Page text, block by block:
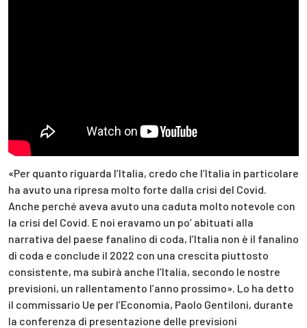
«Per quanto riguarda l’Italia, credo che l’Italia in particolare
ha avuto una ripresa molto forte dalla crisi del Covid.
Anche perché aveva avuto una caduta molto notevole con
la crisi del Covid. E noi eravamo un po’ abituati alla
narrativa del paese fanalino di coda, l’Italia non è il fanalino
di coda e conclude il 2022 con una crescita piuttosto
consistente, ma subirà anche l’Italia, secondo le nostre
previsioni, un rallentamento l’anno prossimo». Lo ha detto
il commissario Ue per l’Economia, Paolo Gentiloni, durante
la conferenza di presentazione delle previsioni